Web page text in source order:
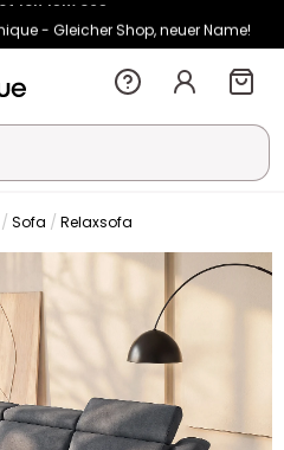
- Gleicher Shop, neuer Name!
auf Vente-unique-Produkte
Sofa Relaxsofa